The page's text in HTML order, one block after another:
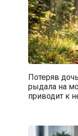
Потеряв
рыдала на
приводит к